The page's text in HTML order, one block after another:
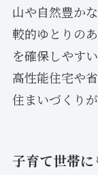
山や自然豊か
較的ゆとりの
を確保しやす
高性能住宅や
住まいづくり
子育て世帯